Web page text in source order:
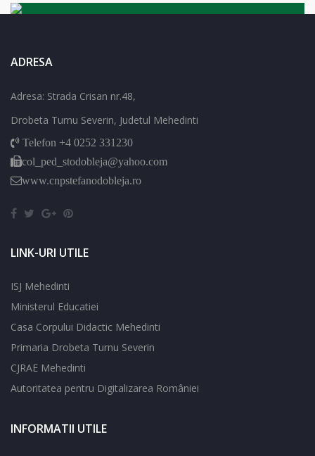
ADRESA
Adresa: Strada Crisan nr.48,
Drobeta Turnu Severin, Judetul Mehedinti
Telefon +4 0252 331230
col_ped_stodobleja@yahoo.com
www.cnpstefanodobleja.ro
LINK-URI UTILE
ISJ Mehedinti
Ministerul Educatiei
Casa Corpului Didactic Mehedinti
Primaria Drobeta Turnu Severin
CJRAE Mehedinti
Autoritatea pentru Digitalizarea României
INFORMATII UTILE